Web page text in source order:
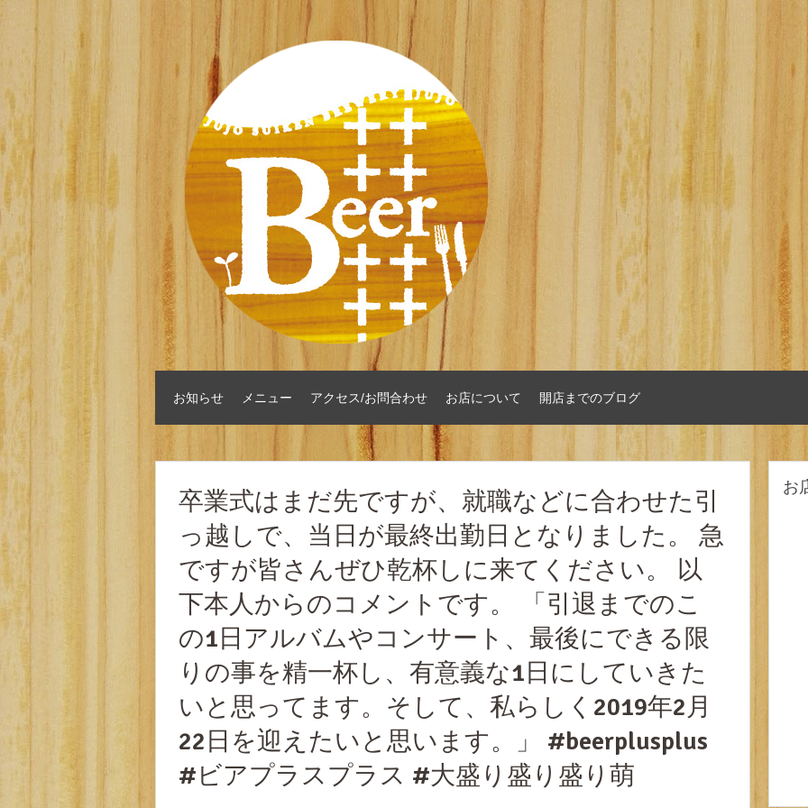
お知らせ メニュー アクセス/お問合わせ お店について 開店までのブログ
卒業式はまだ先ですが、就職などに合わせた引
っ越しで、当日が最終出勤日となりました。 急
ですが皆さんぜひ乾杯しに来てください。 以
下本人からのコメントです。 「引退までのこ
の1日アルバムやコンサート、最後にできる限
りの事を精一杯し、有意義な1日にしていきた
いと思ってます。そして、私らしく2019年2月
22日を迎えたいと思います。」 #beerplusplus
#ビアプラスプラス #大盛り盛り盛り萌
お